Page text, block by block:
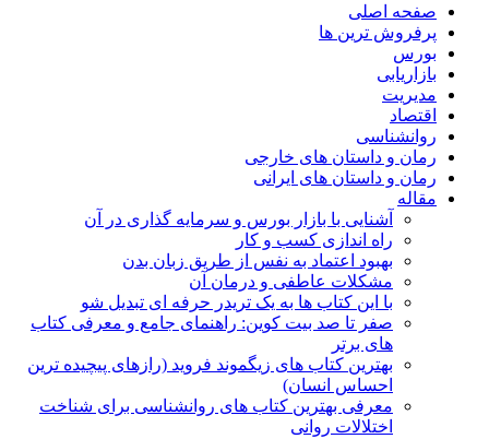
صفحه اصلی
پرفروش ترین ها
بورس
بازاریابی
مدیریت
اقتصاد
روانشناسی
رمان و داستان های خارجی
رمان و داستان های ایرانی
مقاله
آشنایی با بازار بورس و سرمایه گذاری در آن
راه اندازی کسب و کار
بهبود اعتماد به نفس از طریق زبان بدن
مشکلات عاطفی و درمان آن
با این کتاب ها به یک تریدر حرفه ای تبدیل شو
صفر تا صد بیت کوین: راهنمای جامع و معرفی کتاب
های برتر
بهترین کتاب های زیگموند فروید (رازهای پیچیده ترین
احساس انسان)
معرفی بهترین کتاب های روانشناسی برای شناخت
اختلالات روانی